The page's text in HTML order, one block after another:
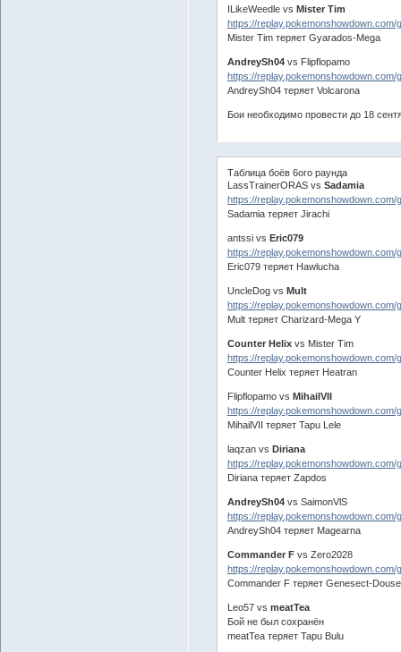
ILikeWeedle vs Mister Tim
https://replay.pokemonshowdown.com/
Mister Tim теряет Gyarados-Mega
AndreySh04vs Flipflopamo
https://replay.pokemonshowdown.com/
AndreySh04 теряет Volcarona
Бои необходимо провести до 18
Таблица боёв 6ого раунда
LassTrainerORAS vs Sadamia
https://replay.pokemonshowdown.com/
Sadamia теряет Jirachi
antssi vs Eric079
https://replay.pokemonshowdown.com/
Eric079 теряет Hawlucha
UncleDog vs Mult
https://
Mult теряет Charizard-Mega Y
Counter Helixvs Mister Tim
https://
Counter Helix теряет Heatran
Flipflopamo vs MihailVII
https://replay.pokemonshowdown.com/
MihailVII теряет Tapu Lele
laqzan vs Diriana
https://
Diriana теряет Zapdos
AndreySh04vs SaimonVlS
https://replay.pokemonshowdown.com/
AndreySh04 теряет Magearna
Commander Fvs Zero2028
https://
Commander F теряет Genesect-Douse
Leo57 vs meatTea
Бой не был сохранён
meatTea теряет Tapu Bulu